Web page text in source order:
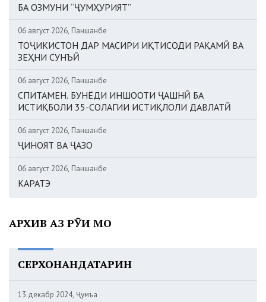
БА ОЗМУНИ “ҶУМҲУРИЯТ”
06 август 2026, Панҷшанбе
ТОҶИКИСТОН ДАР МАСИРИ ИҚТИСОДИ РАҚАМӢ ВА
ЗЕҲНИ СУНЪӢ
06 август 2026, Панҷшанбе
СПИТАМЕН. БУНЁДИ ИНШООТИ ҶАШНӢ БА
ИСТИҚБОЛИ 35-СОЛАГИИ ИСТИҚЛОЛИ ДАВЛАТӢ
06 август 2026, Панҷшанбе
ҶИНОЯТ ВА ҶАЗО
06 август 2026, Панҷшанбе
КАРАТЭ
АРХИВ АЗ РӮИ МОҲ
СЕРХОНАНДАТАРИН
13 декабр 2024, Ҷумъа